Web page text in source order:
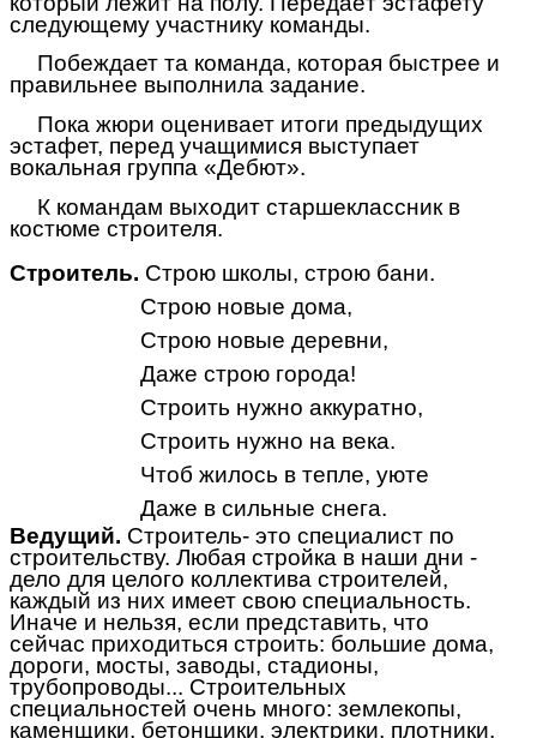
следующему участнику команды.
Побеждает та команда, которая быстрее и
правильнее выполнила задание.
Пока жюри оценивает итоги предыдущих
эстафет, перед учащимися выступает
вокальная группа «Дебют».
К командам выходит старшеклассник в
костюме строителя.
Строитель. Строю школы, строю бани.
Строю новые дома,
Строю новые деревни,
Даже строю города!
Строить нужно аккуратно,
Строить нужно на века.
Чтоб жилось в тепле, уюте
Даже в сильные снега.
Ведущий. Строитель- это специалист по
строительству. Любая стройка в наши дни -
дело для целого коллектива строителей,
каждый из них имеет свою специальность.
Иначе и нельзя, если представить, что
сейчас приходиться строить: большие дома,
дороги, мосты, заводы, стадионы,
трубопроводы... Строительных
специальностей очень много: землекопы,
каменщики, бетонщики, электрики, плотники,